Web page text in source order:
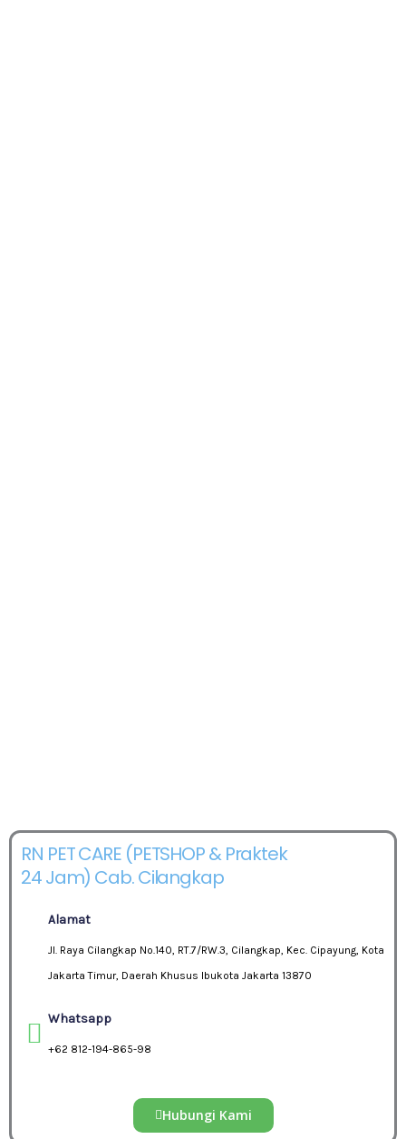
RN PET CARE (PETSHOP & Praktek
24 Jam) Cab. Cilangkap
Alamat
Jl. Raya Cilangkap No.140, RT.7/RW.3, Cilangkap, Kec. Cipayung, Kota
Jakarta Timur, Daerah Khusus Ibukota Jakarta 13870
Whatsapp
+62 812-194-865-98
Hubungi Kami